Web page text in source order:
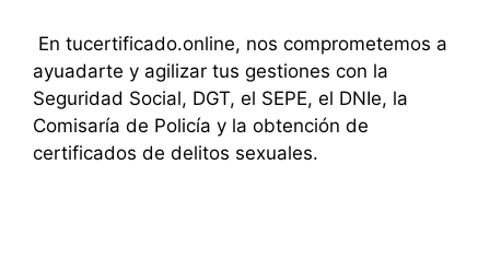
En tucertificado.online, nos comprometemos a
ayuadarte y agilizar tus gestiones con la
Seguridad Social, DGT, el SEPE, el DNIe, la
Comisaría de Policía y la obtención de
certificados de delitos sexuales.